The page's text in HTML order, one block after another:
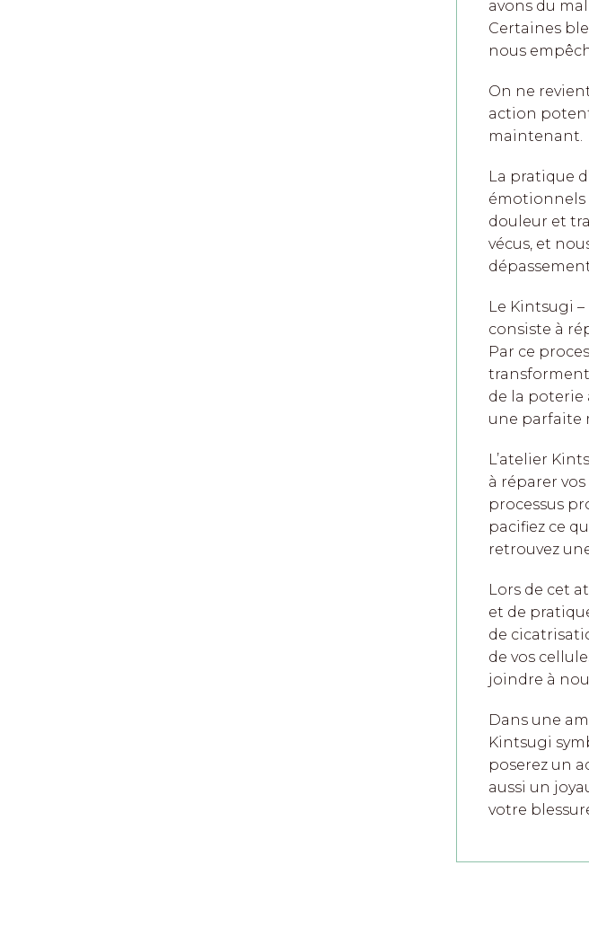
avons du
Certaines
nous
On ne
action
maintenant.
La pratique
émotionnels
douleur et
vécus, et
Le Kintsugi
consiste à
Par ce
transforment
de la poterie
une parfaite
L’atelier
à réparer
processus
pacifiez ce
retrouvez
Lors de cet
et de
de
de vos
joindre à
Dans une
Kintsugi
poserez un
aussi un
votre